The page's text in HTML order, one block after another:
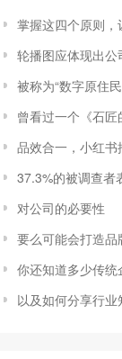
掌握这四个原则，
轮播图应体现出公
被称为“数字原住
曾看过一个《石匠
品效合一，小红书
37.3%的被调查者
对公司的必要性
要么可能会打造品牌
你还知道多少传统
以及如何分享行业